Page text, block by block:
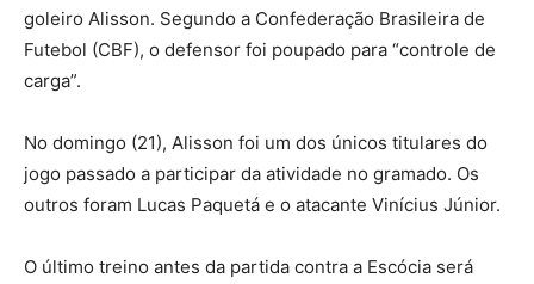
goleiro Alisson. Segundo a Confederação Brasileira de
Futebol (CBF), o defensor foi poupado para “controle de
carga”.
No domingo (21), Alisson foi um dos únicos titulares do
jogo passado a participar da atividade no gramado. Os
outros foram Lucas Paquetá e o atacante Vinícius Júnior.
O último treino antes da partida contra a Escócia será